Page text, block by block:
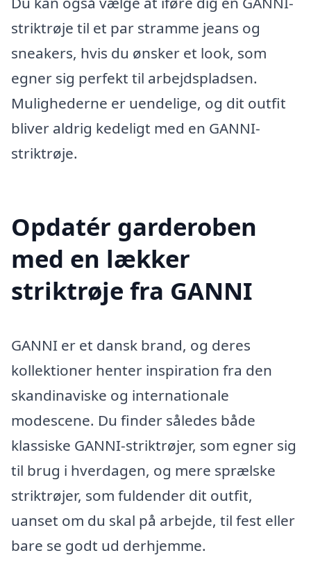
striktrøje til et par stramme jeans og
sneakers, hvis du ønsker et look, som
egner sig perfekt til arbejdspladsen.
Mulighederne er uendelige, og dit outfit
bliver aldrig kedeligt med en GANNI-
striktrøje.
Opdatér garderoben
med en lækker
striktrøje fra GANNI
GANNI er et dansk brand, og deres
kollektioner henter inspiration fra den
skandinaviske og internationale
modescene. Du finder således både
klassiske GANNI-striktrøjer, som egner sig
til brug i hverdagen, og mere sprælske
striktrøjer, som fuldender dit outfit,
uanset om du skal på arbejde, til fest eller
bare se godt ud derhjemme.